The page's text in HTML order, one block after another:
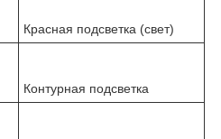
Красная подсветка (свет)
Контурная подсветка